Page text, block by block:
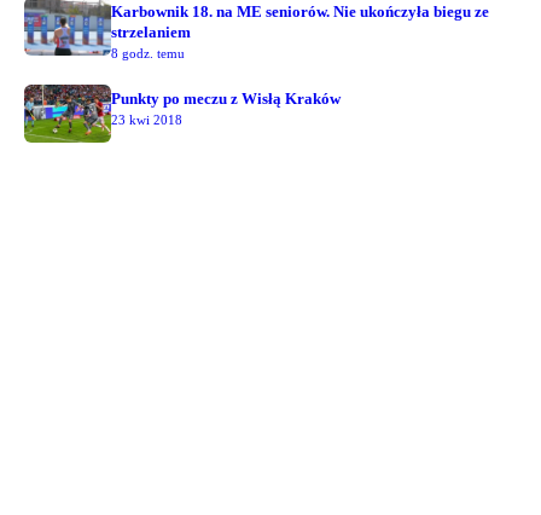
Karbownik 18. na ME seniorów. Nie ukończyła biegu ze
strzelaniem
8 godz. temu
Punkty po meczu z Wisłą Kraków
23 kwi 2018